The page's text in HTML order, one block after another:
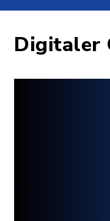
Digitaler